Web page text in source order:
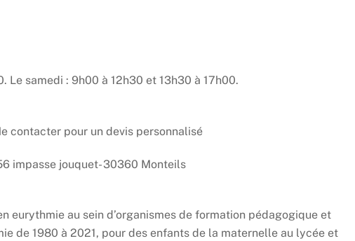
Le samedi : 9h00 à 12h30 et 13h30 à 17h00.
contacter pour un devis personnalisé
impasse jouquet- 30360 Monteils
eurythmie au sein d’organismes de formation pédagogique et
de 1980 à 2021, pour des enfants de la maternelle au lycée et